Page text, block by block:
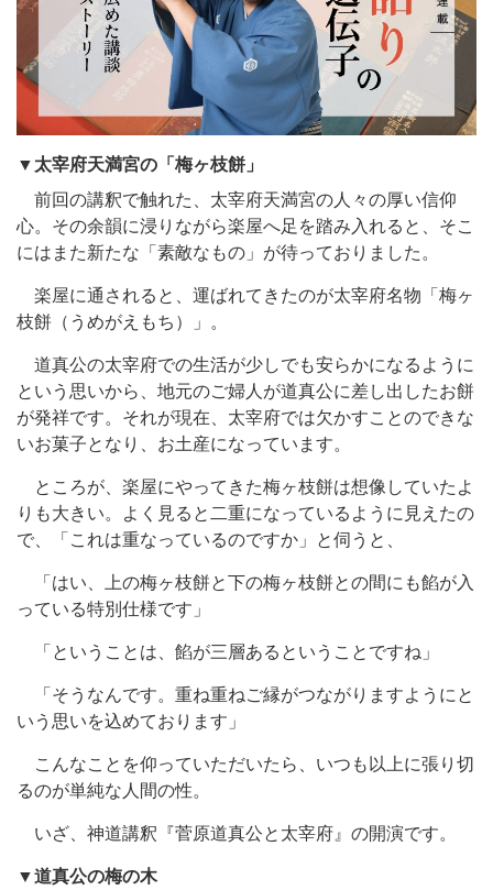
▼太宰府天満宮の「梅ヶ枝餅」
前回の講釈で触れた、太宰府天満宮の人々の厚い信仰
心。その余韻に浸りながら楽屋へ足を踏み入れると、そこ
にはまた新たな「素敵なもの」が待っておりました。
楽屋に通されると、運ばれてきたのが太宰府名物「梅ヶ
枝餅（うめがえもち）」。
道真公の太宰府での生活が少しでも安らかになるように
という思いから、地元のご婦人が道真公に差し出したお餅
が発祥です。それが現在、太宰府では欠かすことのできな
いお菓子となり、お土産になっています。
ところが、楽屋にやってきた梅ヶ枝餅は想像していたよ
りも大きい。よく見ると二重になっているように見えたの
で、「これは重なっているのですか」と伺うと、
「はい、上の梅ヶ枝餅と下の梅ヶ枝餅との間にも餡が入
っている特別仕様です」
「ということは、餡が三層あるということですね」
「そうなんです。重ね重ねご縁がつながりますようにと
いう思いを込めております」
こんなことを仰っていただいたら、いつも以上に張り切
るのが単純な人間の性。
いざ、神道講釈『菅原道真公と太宰府』の開演です。
▼道真公の梅の木